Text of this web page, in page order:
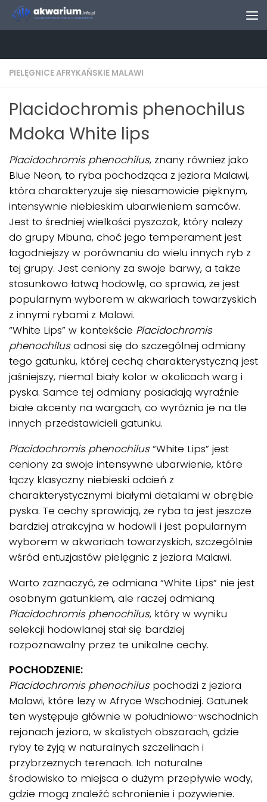
Skip to content
PIELĘGNICE AFRYKAŃSKIE MALAWI
Placidochromis phenochilus
Mdoka White lips
Placidochromis phenochilus, znany również jako
Blue Neon, to ryba pochodząca z jeziora Malawi,
która charakteryzuje się niesamowicie pięknym,
intensywnie niebieskim ubarwieniem samców.
Jest to średniej wielkości pyszczak, który należy
do grupy Mbuna, choć jego temperament jest
łagodniejszy w porównaniu do wielu innych ryb z
tej grupy. Jest ceniony za swoje barwy, a także
stosunkowo łatwą hodowlę, co sprawia, że jest
popularnym wyborem w akwariach towarzyskich
z innymi rybami z Malawi.
“White Lips” w kontekście Placidochromis
phenochilusodnosi się do szczególnej odmiany
tego gatunku, której cechą charakterystyczną jest
jaśniejszy, niemal biały kolor w okolicach warg i
pyska. Samce tej odmiany posiadają wyraźnie
białe akcenty na wargach, co wyróżnia je na tle
innych przedstawicieli gatunku.
Placidochromis phenochilus“White Lips” jest
ceniony za swoje intensywne ubarwienie, które
łączy klasyczny niebieski odcień z
charakterystycznymi białymi detalami w obrębie
pyska. Te cechy sprawiają, że ryba ta jest jeszcze
bardziej atrakcyjna w hodowli i jest popularnym
wyborem w akwariach towarzyskich, szczególnie
wśród entuzjastów pielęgnic z jeziora Malawi.
Warto zaznaczyć, że odmiana “White Lips” nie jest
osobnym gatunkiem, ale raczej odmianą
Placidochromis phenochilus, który w wyniku
selekcji hodowlanej stał się bardziej
rozpoznawalny przez te unikalne cechy.
POCHODZENIE:
Placidochromis phenochilus pochodzi z jeziora
Malawi, które leży w Afryce Wschodniej. Gatunek
ten występuje głównie w południowo-wschodnich
rejonach jeziora, w skalistych obszarach, gdzie
ryby te żyją w naturalnych szczelinach i
przybrzeżnych terenach. Ich naturalne
środowisko to miejsca o dużym przepływie wody,
gdzie mogą znaleźć schronienie i pożywienie.